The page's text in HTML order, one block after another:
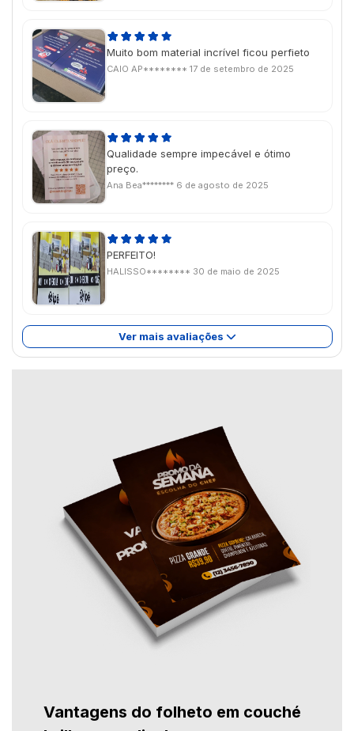
Muito bom material incrível ficou perfieto
CAIO AP******** 17 de setembro de 2025
Qualidade sempre impecável e ótimo
preço.
Ana Bea******** 6 de agosto de 2025
PERFEITO!
HALISSO******** 30 de maio de 2025
Ver mais avaliações
Vantagens do folheto em couché